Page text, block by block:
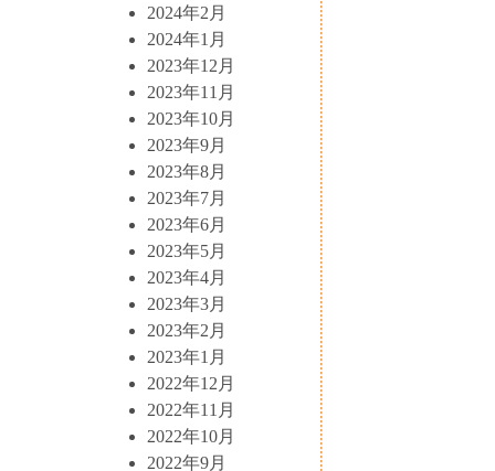
2024年2月
2024年1月
2023年12月
2023年11月
2023年10月
2023年9月
2023年8月
2023年7月
2023年6月
2023年5月
2023年4月
2023年3月
2023年2月
2023年1月
2022年12月
2022年11月
2022年10月
2022年9月